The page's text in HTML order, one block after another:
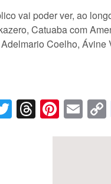
vai poder ver, ao
Catuaba com
Coelho,
Twitter
Threads